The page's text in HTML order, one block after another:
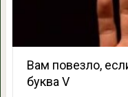
Вам повезло,
буква V